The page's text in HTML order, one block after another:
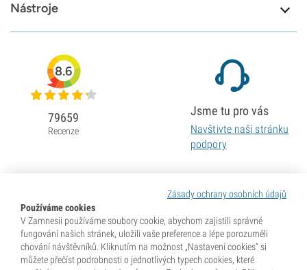
Nástroje
Zásady ochrany osobních údajů
Používáme cookies
V Zamnesii používáme soubory cookie, abychom zajistili správné
fungování našich stránek, uložili vaše preference a lépe porozuměli
chování návštěvníků. Kliknutím na možnost „Nastavení cookies“ si
můžete přečíst podrobnosti o jednotlivých typech cookies, které
8.6
79659
Recenze
Jsme tu pro vás
Navštivte naši stránku
podpory